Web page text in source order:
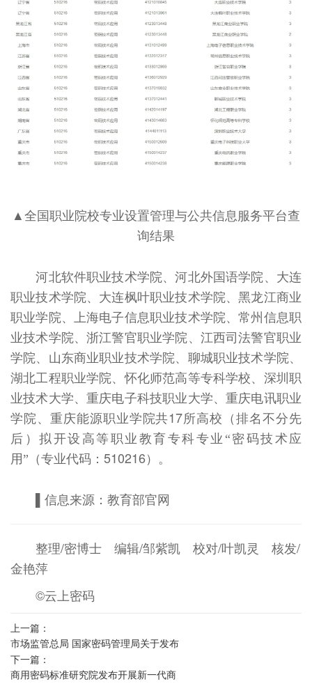
▲全国职业院校专业设置管理与公共信息服务平台查
询结果
河北软件职业技术学院、河北外国语学院、大连
职业技术学院、大连枫叶职业技术学院、黑龙江商业
职业学院、上海电子信息职业技术学院、常州信息职
业技术学院、浙江警官职业学院、江西司法警官职业
学院、山东商业职业技术学院、聊城职业技术学院、
湖北工程职业学院、怀化师范高等专科学校、深圳职
业技术大学、重庆电子科技职业大学、重庆电讯职业
学院、重庆能源职业学院共17所高校（排名不分先
后）拟开设高等职业教育专科专业 “密码技术应
用” （专业代码：510216）。
▌信息来源：教育部官网
整理/密博士 编辑/邹紫凯 校对/叶凯灵 核发/
金艳萍
©云上密码
上一篇：
市场监管总局 国家密码管理局关于发布
《商用密码产品认证目录（第三批）》
的公告
下一篇：
商用密码标准研究院发布开展新一代商